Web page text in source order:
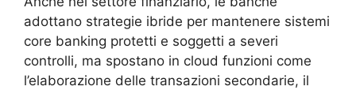
adottano strategie ibride per mantenere sistemi
core banking protetti e soggetti a severi
controlli, ma spostano in cloud funzioni come
l’elaborazione delle transazioni secondarie, il